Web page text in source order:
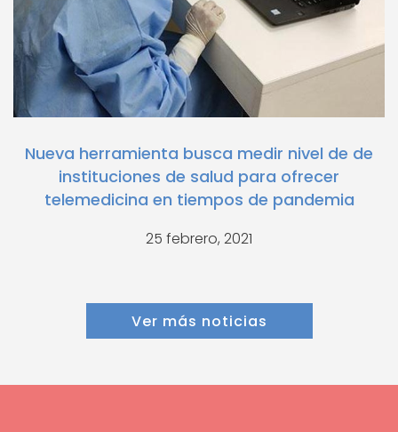
Nueva herramienta busca medir nivel de de
instituciones de salud para ofrecer
telemedicina en tiempos de pandemia
25 febrero, 2021
Ver más noticias